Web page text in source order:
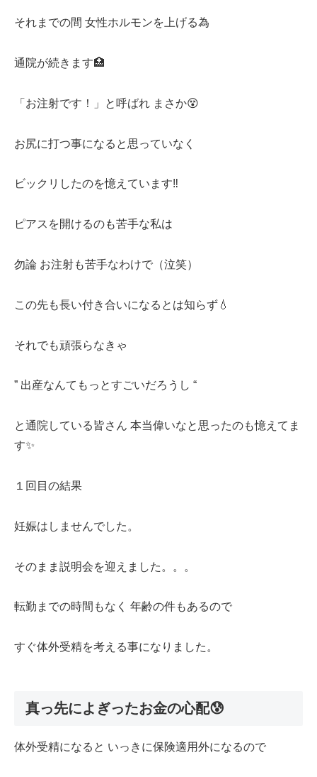
それまでの間 女性ホルモンを上げる為
通院が続きます🏥
「お注射です！」と呼ばれ まさか😵
お尻に打つ事になると思っていなく
ビックリしたのを憶えています‼️
ピアスを開けるのも苦手な私は
勿論 お注射も苦手なわけで（泣笑）
この先も長い付き合いになるとは知らず💧
それでも頑張らなきゃ
” 出産なんてもっとすごいだろうし “
と通院している皆さん 本当偉いなと思ったのも憶えてま
す✨
１回目の結果
妊娠はしませんでした。
そのまま説明会を迎えました。。。
転勤までの時間もなく 年齢の件もあるので
すぐ体外受精を考える事になりました。
真っ先によぎったお金の心配😰
体外受精になると いっきに保険適用外になるので